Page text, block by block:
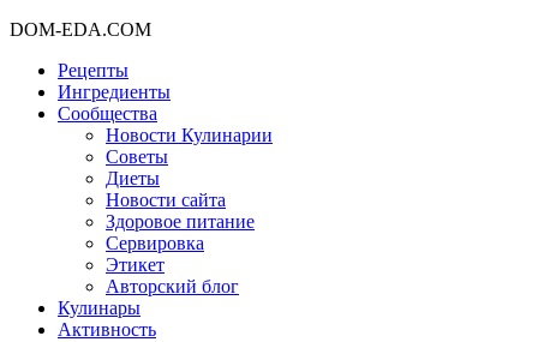
DOM-EDA.COM
Рецепты
Ингредиенты
Сообщества
Новости Кулинарии
Советы
Диеты
Новости сайта
Здоровое питание
Сервировка
Этикет
Авторский блог
Кулинары
Активность